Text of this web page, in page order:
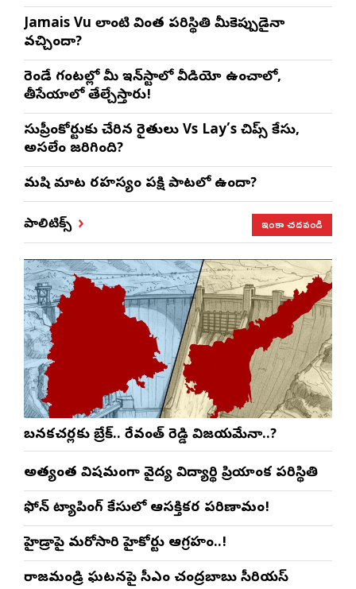
Jamais Vu లాంటి వింత పరిస్థితి మీకెప్పుడైనా
వచ్చిందా?
రెండే గంటల్లో మీ ఇన్‌స్టాలో వీడియో ఉంచాలో,
తీసేయాలో తేల్చేస్తారు!
సుప్రీంకోర్టుకు చేరిన రైతులు Vs Lay’s చిప్స్‌ కేసు,
అసలేం జరిగింది?
మనిషి మాట రహస్యం పక్షి పాటలో ఉందా?
పాలిటిక్స్ ఇంకా చదవండి
బనకచర్లకు బ్రేక్.. రేవంత్ రెడ్డి విజయమేనా..?
అత్యంత విషమంగా వైద్య విద్యార్థిని ప్రియాంక పరిస్థితి
ఫోన్ ట్యాపింగ్ కేసులో ఆసక్తికర పరిణామం!
హైడ్రాపై మరోసారి హైకోర్టు ఆగ్రహం..!
రాజమండ్రి ఘటనపై సీఎం చంద్రబాబు సీరియస్